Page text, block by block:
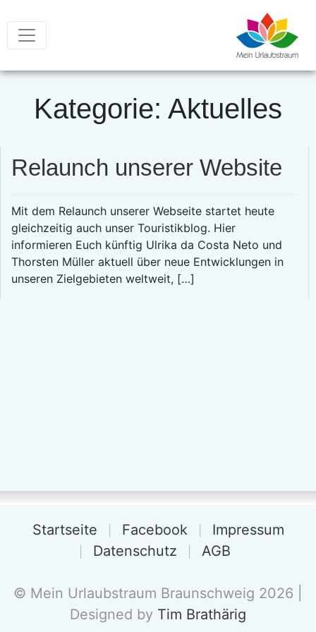
Kategorie: Aktuelles
Relaunch unserer Website
Mit dem Relaunch unserer Webseite startet heute
gleichzeitig auch unser Touristikblog. Hier
informieren Euch künftig Ulrika da Costa Neto und
Thorsten Müller aktuell über neue Entwicklungen in
unseren Zielgebieten weltweit, […]
Startseite Facebook
Impressum
Datenschutz
AGB
© Mein Urlaubstraum Braunschweig 2026 |
Designed by Tim Brathärig